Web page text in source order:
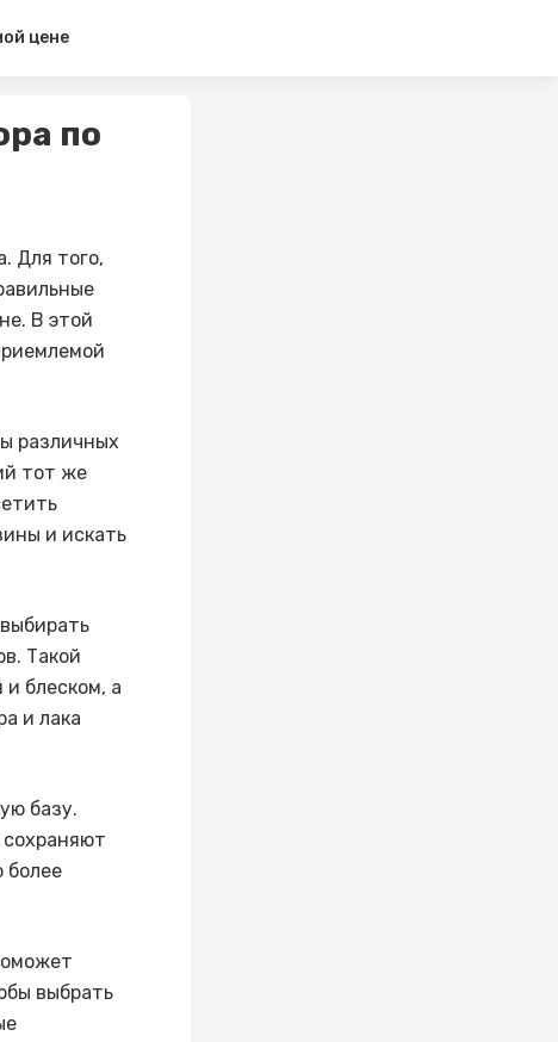
цене
по
Для того,
В этой
различных
тот же
и искать
Такой
блеском, а
и лака
базу.
сохраняют
более
выбрать